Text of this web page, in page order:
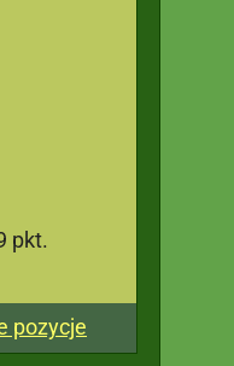
pkt.
pozycje